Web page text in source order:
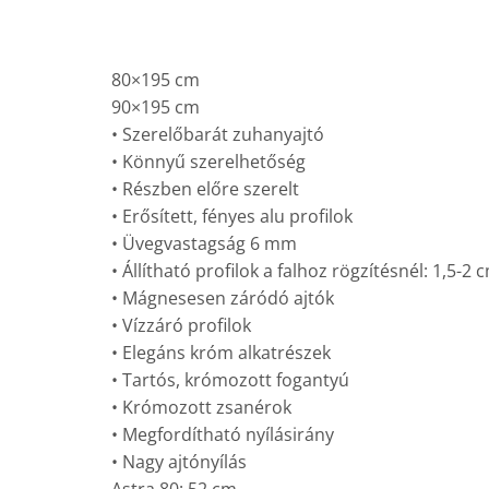
80×195 cm
90×195 cm
• Szerelőbarát zuhanyajtó
• Könnyű szerelhetőség
• Részben előre szerelt
• Erősített, fényes alu profilok
• Üvegvastagság 6 mm
• Állítható profilok a falhoz rögzítésnél: 1,5-2
• Mágnesesen záródó ajtók
• Vízzáró profilok
• Elegáns króm alkatrészek
• Tartós, krómozott fogantyú
• Krómozott zsanérok
• Megfordítható nyílásirány
• Nagy ajtónyílás